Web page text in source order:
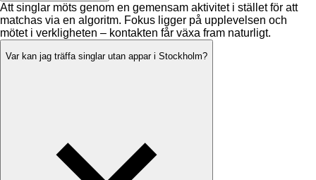
Att singlar möts genom en gemensam aktivitet i stället för att
matchas via en algoritm. Fokus ligger på upplevelsen och
mötet i verkligheten – kontakten får växa fram naturligt.
Var kan jag träffa singlar utan appar i Stockholm?